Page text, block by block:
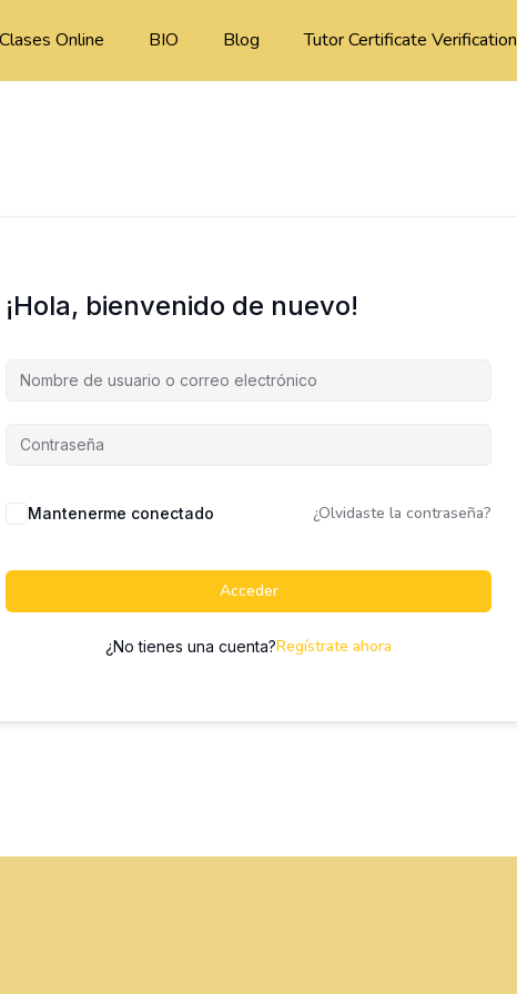
Clases Online BIO Blog Tutor Certificate Verification
¡Hola, bienvenido de nuevo!
Mantenerme conectado ¿Olvidaste la contraseña?
Acceder
¿No tienes una cuenta?Regístrate ahora